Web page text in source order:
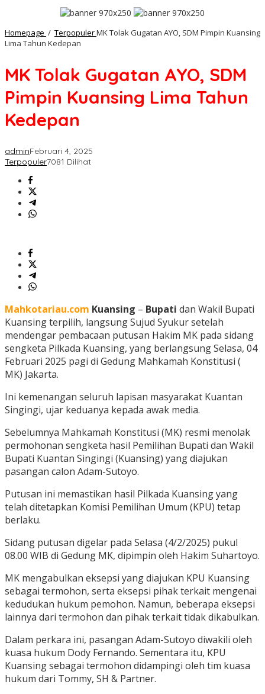
Homepage / TerpopulerMK Tolak Gugatan AYO, SDM Pimpin Kuansing
Lima Tahun Kedepan
MK Tolak Gugatan AYO, SDM
Pimpin Kuansing Lima Tahun
Kedepan
adminFebruari 4, 2025
Terpopuler7081 Dilihat
Mahkotariau.com Kuansing – Bupati dan Wakil Bupati
Kuansing terpilih, langsung Sujud Syukur setelah
mendengar pembacaan putusan Hakim MK pada sidang
sengketa Pilkada Kuansing, yang berlangsung Selasa, 04
Februari 2025 pagi di Gedung Mahkamah Konstitusi (
MK) Jakarta.
Ini kemenangan seluruh lapisan masyarakat Kuantan
Singingi, ujar keduanya kepada awak media.
Sebelumnya Mahkamah Konstitusi (MK) resmi menolak
permohonan sengketa hasil Pemilihan Bupati dan Wakil
Bupati Kuantan Singingi (Kuansing) yang diajukan
pasangan calon Adam-Sutoyo.
Putusan ini memastikan hasil Pilkada Kuansing yang
telah ditetapkan Komisi Pemilihan Umum (KPU) tetap
berlaku.
Sidang putusan digelar pada Selasa (4/2/2025) pukul
08.00 WIB di Gedung MK, dipimpin oleh Hakim Suhartoyo.
MK mengabulkan eksepsi yang diajukan KPU Kuansing
sebagai termohon, serta eksepsi pihak terkait mengenai
kedudukan hukum pemohon. Namun, beberapa eksepsi
lainnya dari termohon dan pihak terkait tidak dikabulkan.
Dalam perkara ini, pasangan Adam-Sutoyo diwakili oleh
kuasa hukum Dody Fernando. Sementara itu, KPU
Kuansing sebagai termohon didampingi oleh tim kuasa
hukum dari Tommy, SH & Partner.